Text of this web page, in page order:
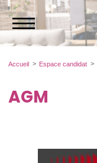
Accueil Espace candidat
AGM